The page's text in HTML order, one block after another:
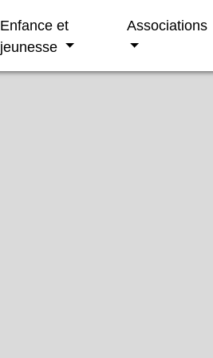
Enfance et
jeunesse
Associations